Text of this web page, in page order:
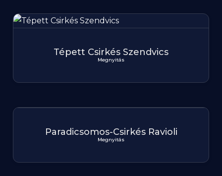
Tépett Csirkés Szendvics
Megnyitás
Paradicsomos-Csirkés Ravioli
Megnyitás